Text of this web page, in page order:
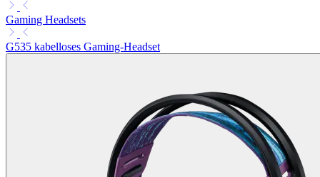
Gaming Headsets
G535 kabelloses Gaming-Headset